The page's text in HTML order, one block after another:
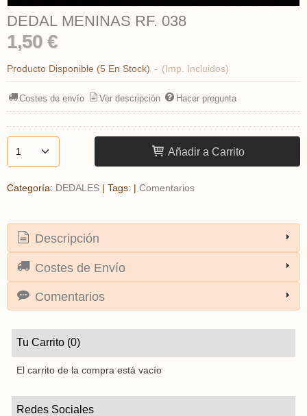
Tu Carrito (0)
El carrito de la compra está vacío
Redes Sociales
DEDAL MENINAS RF. 038
1,50 €
Producto Disponible (5 En Stock) - (Imp. Incluidos)
Costes de envío Ver descripción Hacer pregunta
Añadir a Carrito
Categoría: DEDALES | Tags: | Comentarios
Descripción
Costes de Envío
Comentarios